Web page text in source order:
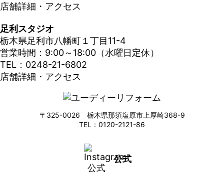
店舗詳細・アクセス
足利スタジオ
栃木県足利市八幡町１丁目11-4
営業時間：9:00～18:00（水曜日定休）
TEL：0248-21-6802
店舗詳細・アクセス
〒325-0026 栃木県那須塩原市上厚崎368-9
TEL：0120-2121-86
公式